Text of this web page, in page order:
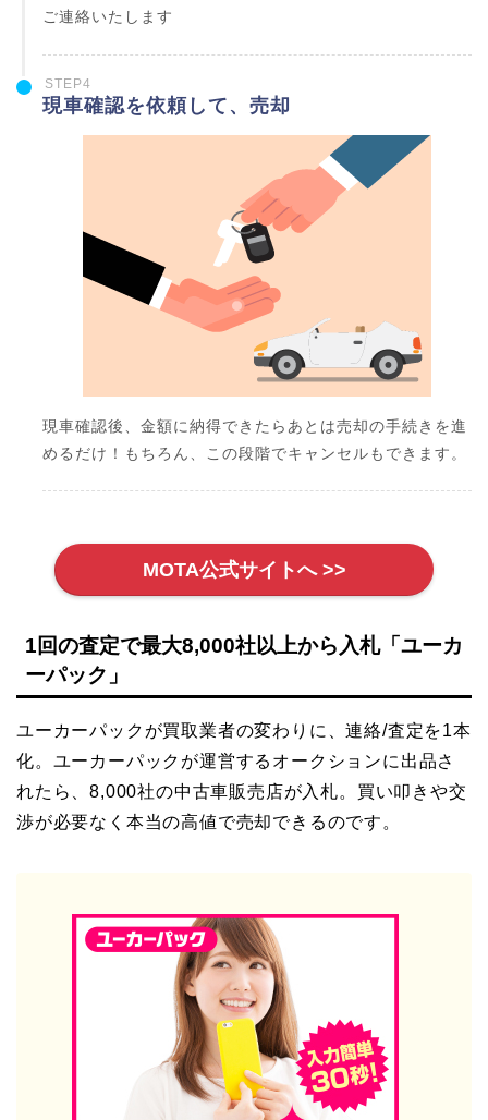
ご連絡いたします
STEP4
現車確認を依頼して、売却
現車確認後、金額に納得できたらあとは売却の手続きを進
めるだけ！もちろん、この段階でキャンセルもできます。
MOTA公式サイトへ >>
1回の査定で最大8,000社以上から入札「ユーカ
ーパック」
ユーカーパックが買取業者の変わりに、連絡/査定を1本
化。ユーカーパックが運営するオークションに出品さ
れたら、8,000社の中古車販売店が入札。買い叩きや交
渉が必要なく本当の高値で売却できるのです。